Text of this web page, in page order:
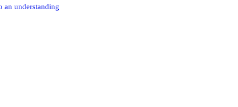
an understanding